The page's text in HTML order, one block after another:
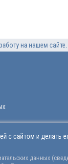
на нашем
АО «ОСК», в том
влиянием
официальном сайте
с сайтом и делать
данных